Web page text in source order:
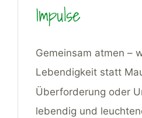
Impulse
Gemeinsam atmen –
Lebendigkeit statt
Überforderung oder
lebendig und